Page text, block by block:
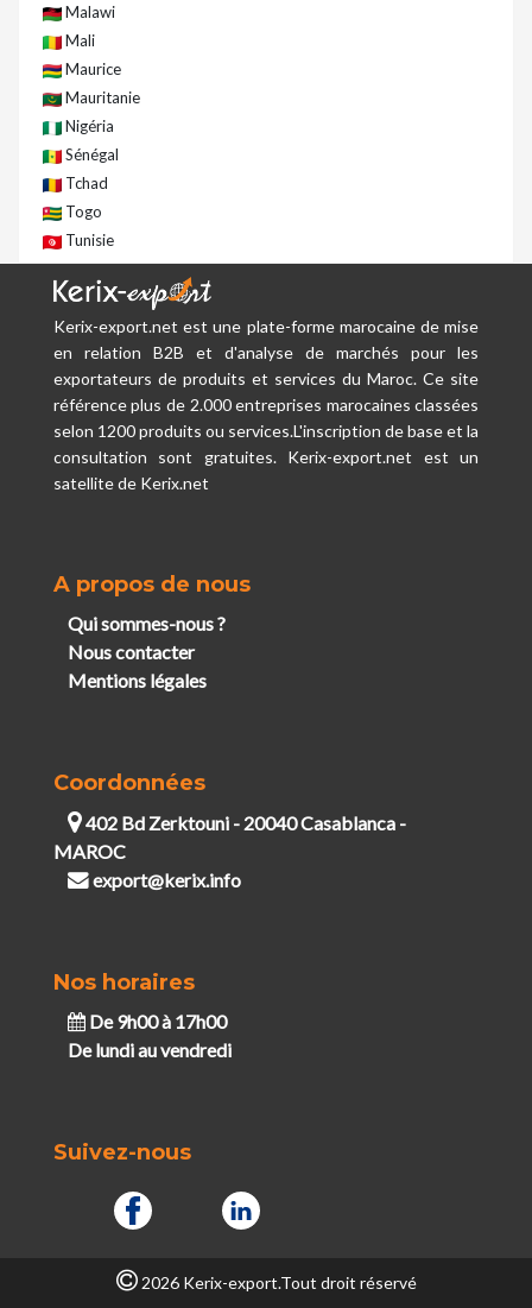
Malawi
Mali
Maurice
Mauritanie
Nigéria
Sénégal
Tchad
Togo
Tunisie
Kerix-export.net est une plate-forme marocaine de mise
en relation B2B et d'analyse de marchés pour les
exportateurs de produits et services du Maroc. Ce site
référence plus de 2.000 entreprises marocaines classées
selon 1200 produits ou services.L'inscription de base et la
consultation sont gratuites. Kerix-export.net est un
satellite de Kerix.net
A propos de nous
Qui sommes-nous ?
Nous contacter
Mentions légales
Coordonnées
402 Bd Zerktouni - 20040 Casablanca -
MAROC
export@kerix.info
Nos horaires
De 9h00 à 17h00
De lundi au vendredi
Suivez-nous
2026 Kerix-export.Tout droit réservé